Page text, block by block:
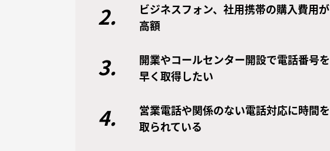
2.
ビジネスフォン、社用携帯の購入費用が
高額
3.
開業やコールセンター開設で電話番号を
早く取得したい
4.
営業電話や関係のない電話対応に時間を
取られている